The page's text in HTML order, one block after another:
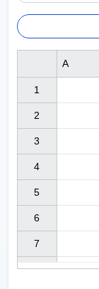
1
2
3
4
5
6
7
A